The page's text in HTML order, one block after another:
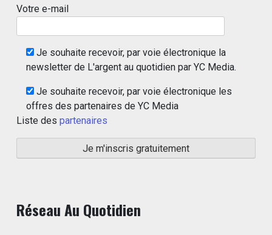
Votre e-mail
Je souhaite recevoir, par voie électronique la
newsletter de L'argent au quotidien par YC Media.
Je souhaite recevoir, par voie électronique les
offres des partenaires de YC Media
Liste des partenaires
Réseau Au Quotidien